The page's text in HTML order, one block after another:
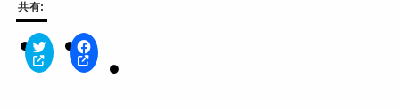
共有:
ク
リ
F
a